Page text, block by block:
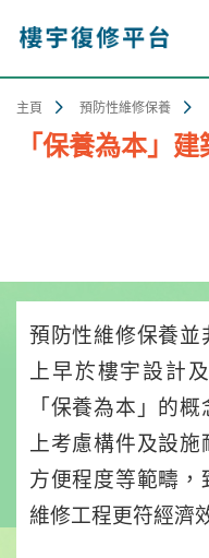
內
主頁 預防性維修保養
「保養為本」
預防性維修保養
上早於樓宇設計
「保養為本」的
上考慮構件及設
方便程度等範疇
維修工程更符經濟